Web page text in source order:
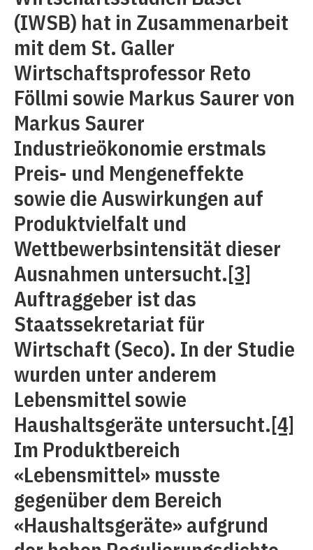
(IWSB) hat in Zusammenarbeit
mit dem St. Galler
Wirtschaftsprofessor Reto
Föllmi sowie Markus Saurer von
Markus Saurer
Industrieökonomie erstmals
Preis- und Mengeneffekte
sowie die Auswirkungen auf
Produktvielfalt und
Wettbewerbsintensität dieser
Ausnahmen untersucht.[3]
Auftraggeber ist das
Staatssekretariat für
Wirtschaft (Seco). In der Studie
wurden unter anderem
Lebensmittel sowie
Haushaltsgeräte untersucht.[4]
Im Produktbereich
«Lebensmittel» musste
gegenüber dem Bereich
«Haushaltsgeräte» aufgrund